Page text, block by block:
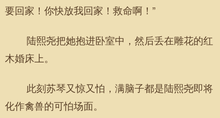
要回家！你快放我回家！救命啊！”
陆熙尧把她抱进卧室中，然后丢在雕花的红
木婚床上。
此刻苏琴又惊又怕，满脑子都是陆熙尧即将
化作禽兽的可怕场面。